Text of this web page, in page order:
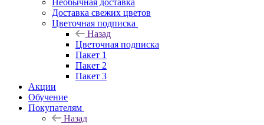
Необычная доставка
Доставка свежих цветов
Цветочная подписка
Назад
Цветочная подписка
Пакет 1
Пакет 2
Пакет 3
Акции
Обучение
Покупателям
Назад